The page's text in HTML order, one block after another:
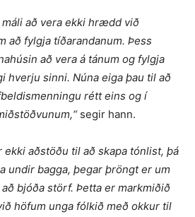
að vera ekki hrædd við
að fylgja tíðarandanum. Þess
að vera á tánum og fylgja
hverju sinni. Núna eiga þau til að
rétt eins og í
segir hann.
ekki aðstöðu til að skapa tónlist, þá
undir bagga, þegar þröngt er um
bjóða störf. Þetta er markmiðið
höfum unga fólkið með okkur til